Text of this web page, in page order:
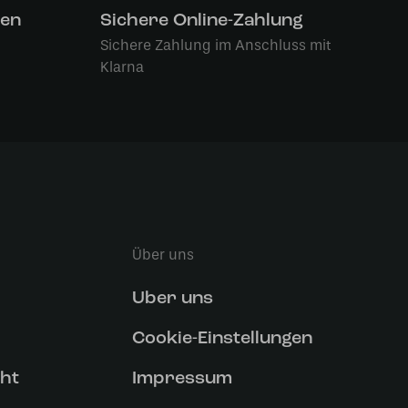
Sichere Online-Zahlung
Sichere Zahlung im Anschluss mit
Klarna
Über uns
Uber uns
Cookie-Einstellungen
Impressum